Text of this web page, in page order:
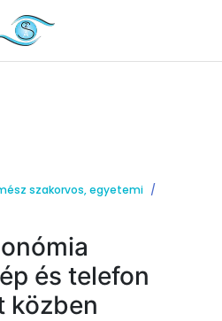
szakorvos, egyetemi
és telefon
közben